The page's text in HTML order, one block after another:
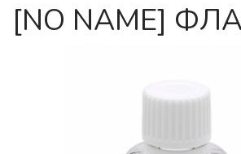
[NO NAME]